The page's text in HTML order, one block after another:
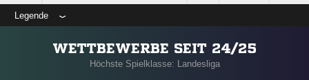
Legende
WETTBEWERBE SEIT 24/25
Höchste Spielklasse: Landesliga